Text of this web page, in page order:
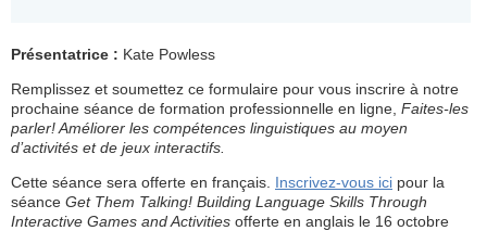
Présentatrice : Kate Powless
Remplissez et soumettez ce formulaire pour vous inscrire à notre
prochaine séance de formation professionnelle en ligne, Faites-les
parler! Améliorer les compétences linguistiques au moyen
d’activités et de jeux interactifs.
Cette séance sera offerte en français. Inscrivez-vous ici pour la
séance Get Them Talking! Building Language Skills Through
Interactive Games and Activities offerte en anglais le 16 octobre